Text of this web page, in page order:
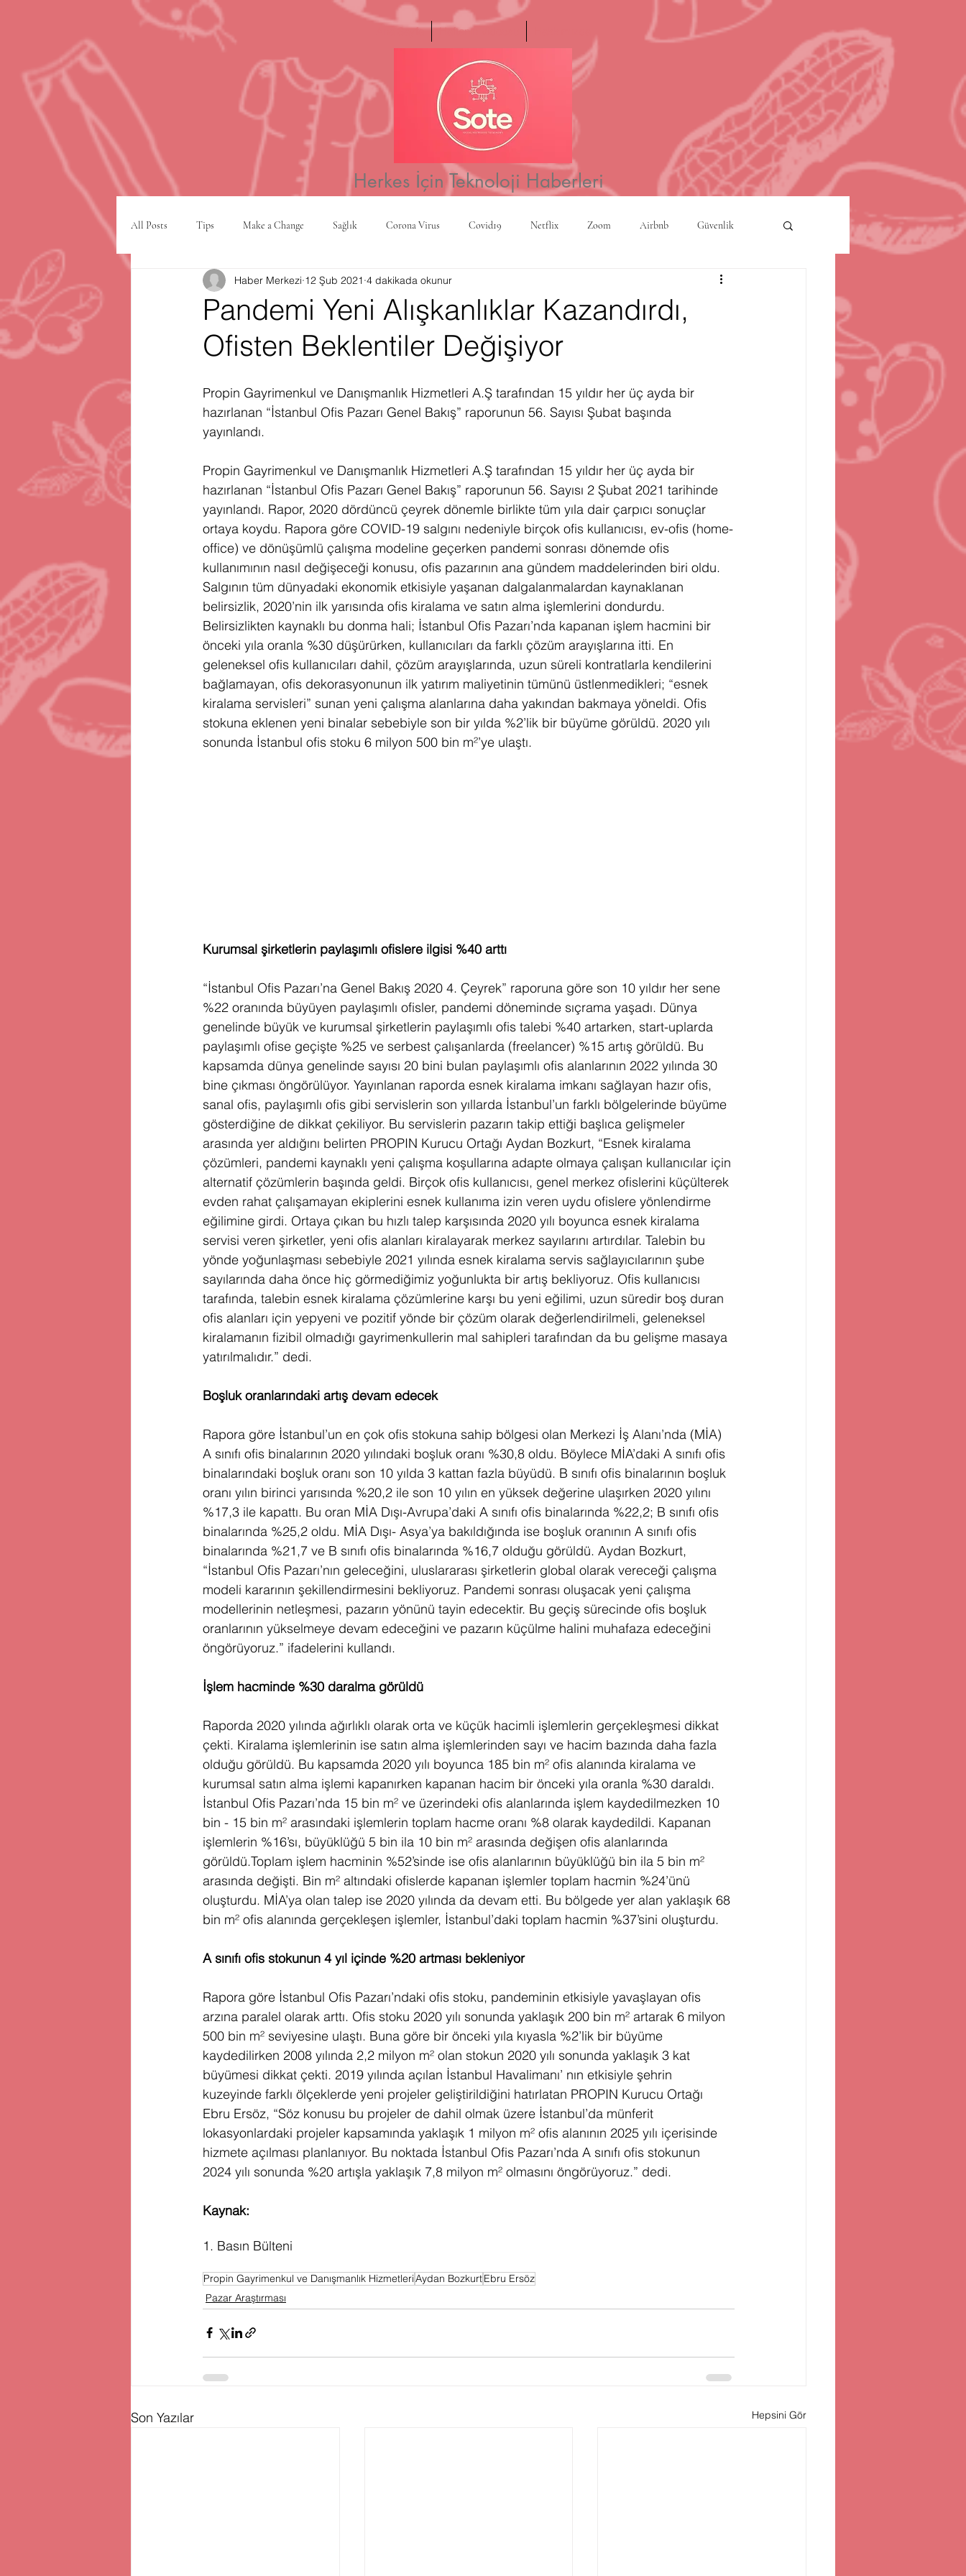
Ana Sayfa Haftanın Videosu
Herkes İçin Teknoloji Haberleri
All Posts Tips Make a Change Sağlık Corona Virus Covid19 Netflix Zoom Airbnb Güvenlik
VPN şehir planlama Yapay Zeka Kripto Para Akıllı Şehirler
Firma Satınalma Hediye Çekilişi Fintech Micro Focus Çevre Koruma
Avrupa Birliği Enerji Pazar Araştırması
Pandemi Yeni Alışkanlıklar Kazandırdı,
Ofisten Beklentiler Değişiyor
Haber Merkezi 12 Şub 2021 4 dakikada okunur
Propin Gayrimenkul ve Danışmanlık Hizmetleri A.Ş tarafından 15 yıldır her üç ayda bir
hazırlanan “İstanbul Ofis Pazarı Genel Bakış” raporunun 56. Sayısı Şubat başında
yayınlandı.
Propin Gayrimenkul ve Danışmanlık Hizmetleri A.Ş tarafından 15 yıldır her üç ayda bir
hazırlanan “İstanbul Ofis Pazarı Genel Bakış” raporunun 56. Sayısı 2 Şubat 2021 tarihinde
yayınlandı. Rapor, 2020 dördüncü çeyrek dönemle birlikte tüm yıla dair çarpıcı sonuçlar
ortaya koydu. Rapora göre COVID-19 salgını nedeniyle birçok ofis kullanıcısı, ev-ofis (home-
office) ve dönüşümlü çalışma modeline geçerken pandemi sonrası dönemde ofis
kullanımının nasıl değişeceği konusu, ofis pazarının ana gündem maddelerinden biri oldu.
Salgının tüm dünyadaki ekonomik etkisiyle yaşanan dalgalanmalardan kaynaklanan
belirsizlik, 2020’nin ilk yarısında ofis kiralama ve satın alma işlemlerini dondurdu.
Belirsizlikten kaynaklı bu donma hali; İstanbul Ofis Pazarı’nda kapanan işlem hacmini bir
önceki yıla oranla %30 düşürürken, kullanıcıları da farklı çözüm arayışlarına itti. En
geleneksel ofis kullanıcıları dahil, çözüm arayışlarında, uzun süreli kontratlarla kendilerini
bağlamayan, ofis dekorasyonunun ilk yatırım maliyetinin tümünü üstlenmedikleri; “esnek
kiralama servisleri” sunan yeni çalışma alanlarına daha yakından bakmaya yöneldi. Ofis
stokuna eklenen yeni binalar sebebiyle son bir yılda %2’lik bir büyüme görüldü. 2020 yılı
sonunda İstanbul ofis stoku 6 milyon 500 bin m²’ye ulaştı.
Kurumsal şirketlerin paylaşımlı ofislere ilgisi %40 arttı
“İstanbul Ofis Pazarı’na Genel Bakış 2020 4. Çeyrek” raporuna göre son 10 yıldır her sene
%22 oranında büyüyen paylaşımlı ofisler, pandemi döneminde sıçrama yaşadı. Dünya
genelinde büyük ve kurumsal şirketlerin paylaşımlı ofis talebi %40 artarken, start-uplarda
paylaşımlı ofise geçişte %25 ve serbest çalışanlarda (freelancer) %15 artış görüldü. Bu
kapsamda dünya genelinde sayısı 20 bini bulan paylaşımlı ofis alanlarının 2022 yılında 30
bine çıkması öngörülüyor. Yayınlanan raporda esnek kiralama imkanı sağlayan hazır ofis,
sanal ofis, paylaşımlı ofis gibi servislerin son yıllarda İstanbul’un farklı bölgelerinde büyüme
gösterdiğine de dikkat çekiliyor. Bu servislerin pazarın takip ettiği başlıca gelişmeler
arasında yer aldığını belirten PROPIN Kurucu Ortağı Aydan Bozkurt, “Esnek kiralama
çözümleri, pandemi kaynaklı yeni çalışma koşullarına adapte olmaya çalışan kullanıcılar için
alternatif çözümlerin başında geldi. Birçok ofis kullanıcısı, genel merkez ofislerini küçülterek
evden rahat çalışamayan ekiplerini esnek kullanıma izin veren uydu ofislere yönlendirme
eğilimine girdi. Ortaya çıkan bu hızlı talep karşısında 2020 yılı boyunca esnek kiralama
servisi veren şirketler, yeni ofis alanları kiralayarak merkez sayılarını artırdılar. Talebin bu
yönde yoğunlaşması sebebiyle 2021 yılında esnek kiralama servis sağlayıcılarının şube
sayılarında daha önce hiç görmediğimiz yoğunlukta bir artış bekliyoruz. Ofis kullanıcısı
tarafında, talebin esnek kiralama çözümlerine karşı bu yeni eğilimi, uzun süredir boş duran
ofis alanları için yepyeni ve pozitif yönde bir çözüm olarak değerlendirilmeli, geleneksel
kiralamanın fizibil olmadığı gayrimenkullerin mal sahipleri tarafından da bu gelişme masaya
yatırılmalıdır.” dedi.
Boşluk oranlarındaki artış devam edecek
Rapora göre İstanbul’un en çok ofis stokuna sahip bölgesi olan Merkezi İş Alanı’nda (MİA)
A sınıfı ofis binalarının 2020 yılındaki boşluk oranı %30,8 oldu. Böylece MİA’daki A sınıfı ofis
binalarındaki boşluk oranı son 10 yılda 3 kattan fazla büyüdü. B sınıfı ofis binalarının boşluk
oranı yılın birinci yarısında %20,2 ile son 10 yılın en yüksek değerine ulaşırken 2020 yılını
%17,3 ile kapattı. Bu oran MİA Dışı-Avrupa’daki A sınıfı ofis binalarında %22,2; B sınıfı ofis
binalarında %25,2 oldu. MİA Dışı- Asya’ya bakıldığında ise boşluk oranının A sınıfı ofis
binalarında %21,7 ve B sınıfı ofis binalarında %16,7 olduğu görüldü. Aydan Bozkurt,
“İstanbul Ofis Pazarı’nın geleceğini, uluslararası şirketlerin global olarak vereceği çalışma
modeli kararının şekillendirmesini bekliyoruz. Pandemi sonrası oluşacak yeni çalışma
modellerinin netleşmesi, pazarın yönünü tayin edecektir. Bu geçiş sürecinde ofis boşluk
oranlarının yükselmeye devam edeceğini ve pazarın küçülme halini muhafaza edeceğini
öngörüyoruz.” ifadelerini kullandı.
İşlem hacminde %30 daralma görüldü
Raporda 2020 yılında ağırlıklı olarak orta ve küçük hacimli işlemlerin gerçekleşmesi dikkat
çekti. Kiralama işlemlerinin ise satın alma işlemlerinden sayı ve hacim bazında daha fazla
olduğu görüldü. Bu kapsamda 2020 yılı boyunca 185 bin m² ofis alanında kiralama ve
kurumsal satın alma işlemi kapanırken kapanan hacim bir önceki yıla oranla %30 daraldı.
İstanbul Ofis Pazarı’nda 15 bin m² ve üzerindeki ofis alanlarında işlem kaydedilmezken 10
bin - 15 bin m² arasındaki işlemlerin toplam hacme oranı %8 olarak kaydedildi. Kapanan
işlemlerin %16’sı, büyüklüğü 5 bin ila 10 bin m² arasında değişen ofis alanlarında
görüldü.Toplam işlem hacminin %52’sinde ise ofis alanlarının büyüklüğü bin ila 5 bin m²
arasında değişti. Bin m² altındaki ofislerde kapanan işlemler toplam hacmin %24’ünü
oluşturdu. MİA’ya olan talep ise 2020 yılında da devam etti. Bu bölgede yer alan yaklaşık 68
bin m² ofis alanında gerçekleşen işlemler, İstanbul’daki toplam hacmin %37’sini oluşturdu.
A sınıfı ofis stokunun 4 yıl içinde %20 artması bekleniyor
Rapora göre İstanbul Ofis Pazarı’ndaki ofis stoku, pandeminin etkisiyle yavaşlayan ofis
arzına paralel olarak arttı. Ofis stoku 2020 yılı sonunda yaklaşık 200 bin m² artarak 6 milyon
500 bin m² seviyesine ulaştı. Buna göre bir önceki yıla kıyasla %2’lik bir büyüme
kaydedilirken 2008 yılında 2,2 milyon m² olan stokun 2020 yılı sonunda yaklaşık 3 kat
büyümesi dikkat çekti. 2019 yılında açılan İstanbul Havalimanı’ nın etkisiyle şehrin
kuzeyinde farklı ölçeklerde yeni projeler geliştirildiğini hatırlatan PROPIN Kurucu Ortağı
Ebru Ersöz, “Söz konusu bu projeler de dahil olmak üzere İstanbul’da münferit
lokasyonlardaki projeler kapsamında yaklaşık 1 milyon m² ofis alanının 2025 yılı içerisinde
hizmete açılması planlanıyor. Bu noktada İstanbul Ofis Pazarı’nda A sınıfı ofis stokunun
2024 yılı sonunda %20 artışla yaklaşık 7,8 milyon m² olmasını öngörüyoruz.” dedi.
Kaynak:
1. Basın Bülteni
Propin Gayrimenkul ve Danışmanlık HizmetleriAydan BozkurtEbru Ersöz
Pazar Araştırması
Son Yazılar Hepsini Gör